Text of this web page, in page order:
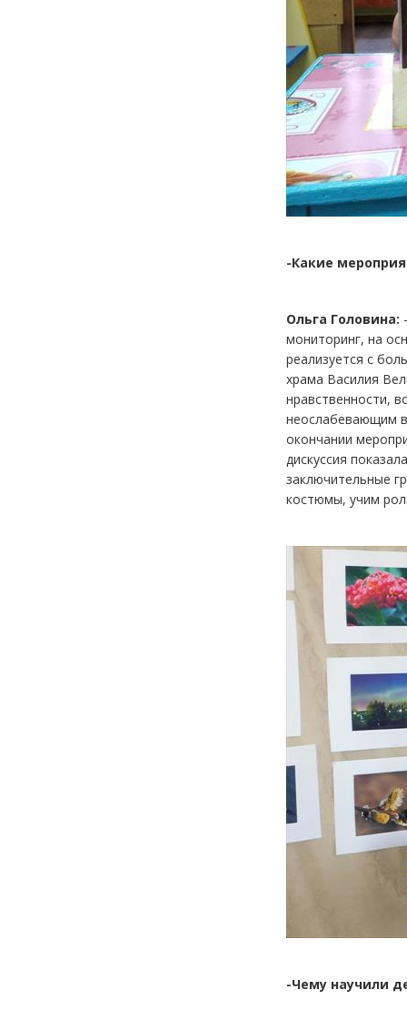
-Какие
Ольга Головина:
мониторинг, на
реализуется с
храма Василия
нравственности,
неослабевающим
окончании
дискуссия
заключительные
костюмы, учим
-Чему научили